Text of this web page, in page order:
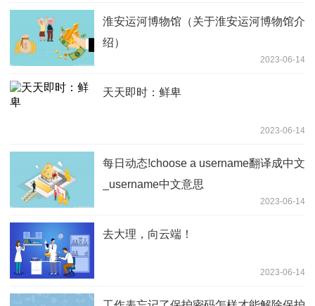
淮安运河博物馆（关于淮安运河博物馆介
绍）
2023-06-14
天天即时：鲜卑
2023-06-14
每日动态!choose a username翻译成中文
_username中文意思
2023-06-14
去大理，向云端！
2023-06-14